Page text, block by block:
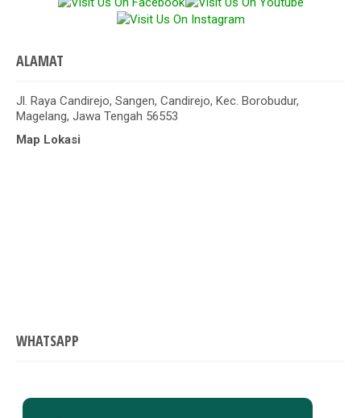
ALAMAT
Jl. Raya Candirejo, Sangen, Candirejo, Kec. Borobudur,
Magelang, Jawa Tengah 56553
Map Lokasi
WHATSAPP